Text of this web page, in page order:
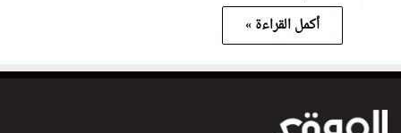
أكمل القراءة »